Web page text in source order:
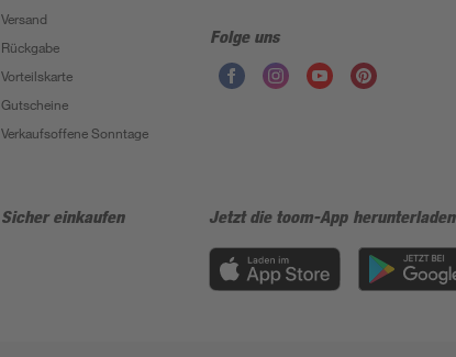
Versand
Rückgabe
Vorteilskarte
Gutscheine
Verkaufsoffene Sonntage
Folge uns
Sicher einkaufen Jetzt die toom-App herunterladen